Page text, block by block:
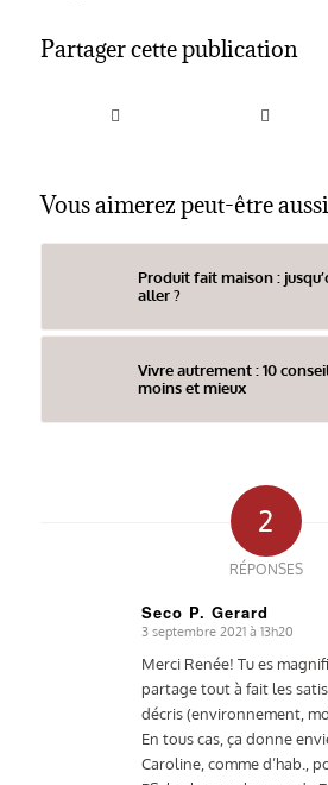
Partager cette publication
Vous aimerez peut-être aussi
Produit fait maison :
aller ?
Vivre autrement : 10
moins et mieux
2
RÉPONSES
Seco P. Gerard
dit
3 septembre 2021 à 13h20
Merci Renée! Tu es
partage tout à fait les
décris (environnement,
En tous cas, ça donne
Caroline, comme d’hab.,